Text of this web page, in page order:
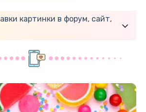
картинки в форум, сайт,